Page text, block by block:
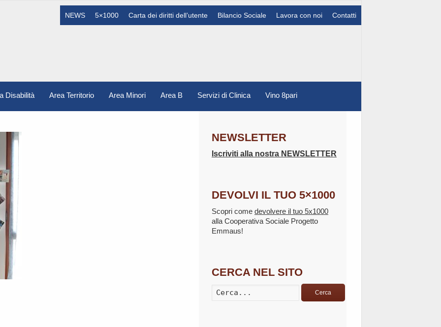
Contatti
Lavora con noi
Bilancio Sociale
Carta dei diritti dell’utente
5×1000
NEWS
Disabilità Area Territorio Area Minori Area B Servizi di Clinica Vino 8pari
NEWSLETTER
Iscriviti alla nostra NEWSLETTER
DEVOLVI IL TUO 5×1000
Scopri come devolvere il tuo 5x1000
alla Cooperativa Sociale Progetto
Emmaus!
CERCA NEL SITO
Cerca